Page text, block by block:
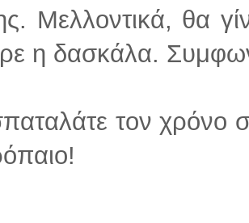
Μελλοντικά, θα
η δασκάλα.
τον χρόνο